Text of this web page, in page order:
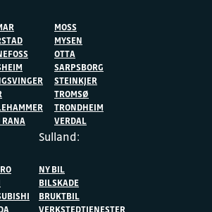
bilskader
ogskifte av bilglass
av bremser
biler
(+5 år)
RANA
MOSS
MYSEN
OTTA
SARPSBORG
STEINKJER
TROMSØ
TRONDHEIM
VERDAL
Sulland:
NY BIL
BILSKADE
BRUKTBIL
VERKSTEDTJENESTER